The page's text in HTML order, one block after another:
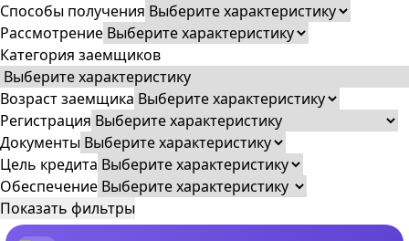
Способы получения
Рассмотрение
Категория заемщиков
Возраст заемщика
Регистрация
Документы
Цель кредита
Обеспечение
Показать фильтры